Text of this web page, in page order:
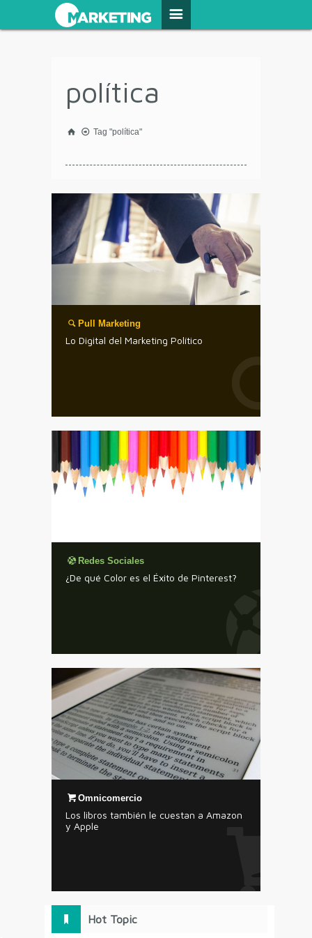
política
Tag "política"
Pull Marketing
Lo Digital del Marketing Político
Redes Sociales
¿De qué Color es el Éxito de Pinterest?
Omnicomercio
Los libros también le cuestan a Amazon
y Apple
Hot Topic